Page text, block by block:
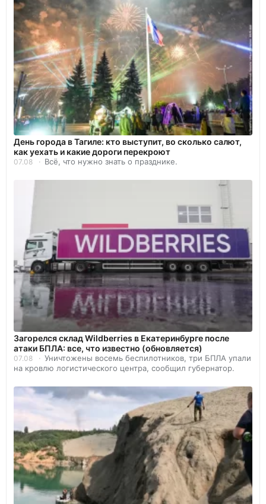
День города в Тагиле: кто выступит, во сколько салют,
как уехать и какие дороги перекроют
07.08 Всё, что нужно знать о празднике.
Загорелся склад Wildberries в Екатеринбурге после
атаки БПЛА: все, что известно (обновляется)
07.08
Уничтожены восемь беспилотников, три БПЛА упали
на кровлю логистического центра, сообщил губернатор.